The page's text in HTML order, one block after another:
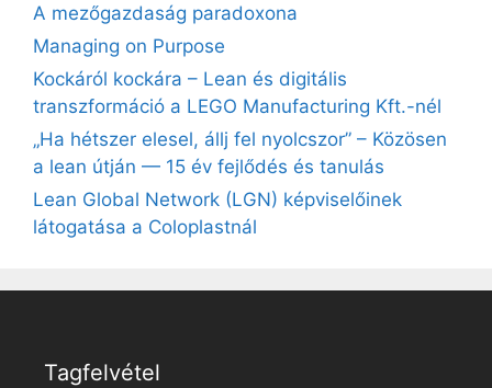
A mezőgazdaság paradoxona
Managing on Purpose
Kockáról kockára – Lean és digitális
transzformáció a LEGO Manufacturing Kft.-nél
„Ha hétszer elesel, állj fel nyolcszor” – Közösen
a lean útján — 15 év fejlődés és tanulás
Lean Global Network (LGN) képviselőinek
látogatása a Coloplastnál
Tagfelvétel